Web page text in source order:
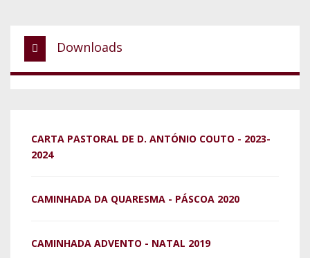
Downloads
CARTA PASTORAL DE D. ANTÓNIO COUTO - 2023-
2024
CAMINHADA DA QUARESMA - PÁSCOA 2020
CAMINHADA ADVENTO - NATAL 2019